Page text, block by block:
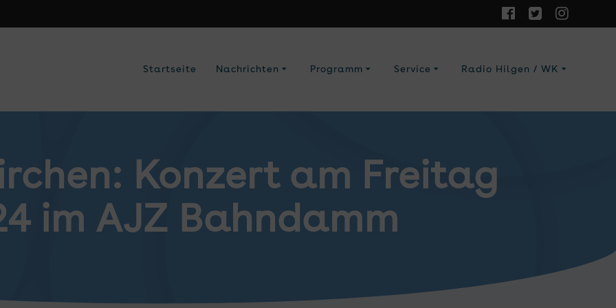
Startseite Nachrichten Programm Service Radio Hilgen / WK
Konzert am Freitag
im AJZ Bahndamm